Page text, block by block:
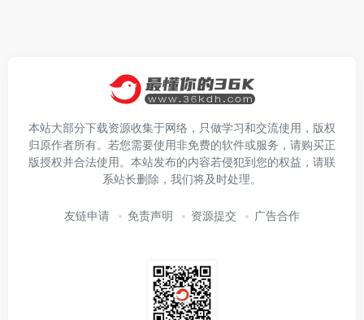
本站大部分下载资源收集于网络，只做学习和交流使用，版权
归原作者所有。若您需要使用非免费的软件或服务，请购买正
版授权并合法使用。本站发布的内容若侵犯到您的权益，请联
系站长删除，我们将及时处理。
友链申请 免责声明 资源提交 广告合作